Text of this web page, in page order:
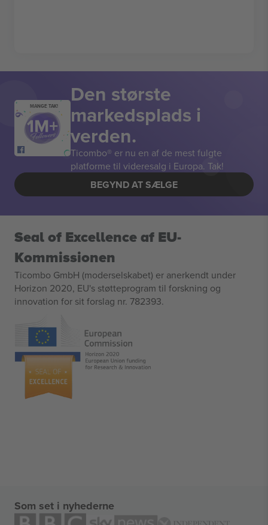
MANGE TAK! Den største
markedsplads i
verden.
Ticombo® er nu en af de mest fulgte
platforme til videresalg i Europa. Tak!
BEGYND AT SÆLGE
Seal of Excellence af EU-
Kommissionen
Ticombo GmbH (moderselskabet) er anerkendt under
Horizon 2020, EU's støtteprogram til forskning og
innovation for sit forslag nr. 782393.
Som set i nyhederne